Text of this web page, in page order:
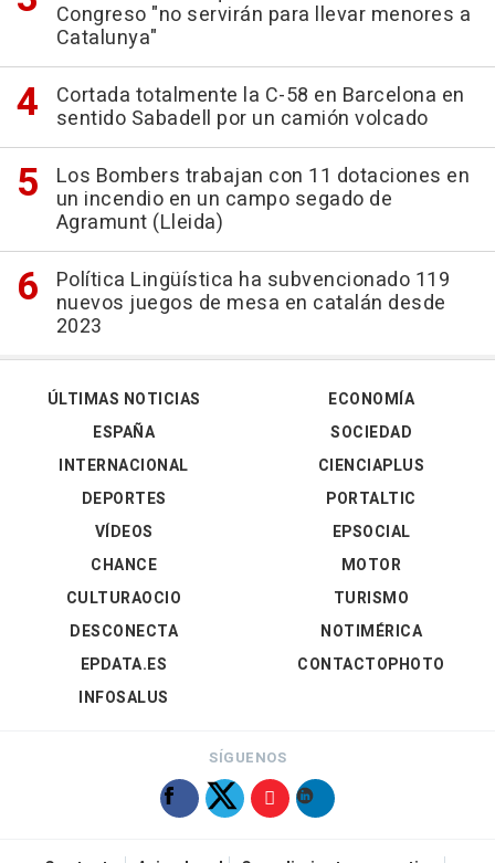
Congreso "no servirán para llevar menores a
Catalunya"
Cortada totalmente la C-58 en Barcelona en
sentido Sabadell por un camión volcado
Los Bombers trabajan con 11 dotaciones en
un incendio en un campo segado de
Agramunt (Lleida)
Política Lingüística ha subvencionado 119
nuevos juegos de mesa en catalán desde
2023
ÚLTIMAS NOTICIAS
ESPAÑA
INTERNACIONAL
DEPORTES
VÍDEOS
ECONOMÍA
SOCIEDAD
CIENCIAPLUS
PORTALTIC
EPSOCIAL
CHANCE
CULTURAOCIO
DESCONECTA
EPDATA.ES
INFOSALUS
MOTOR
TURISMO
NOTIMÉRICA
CONTACTOPHOTO
SÍGUENOS